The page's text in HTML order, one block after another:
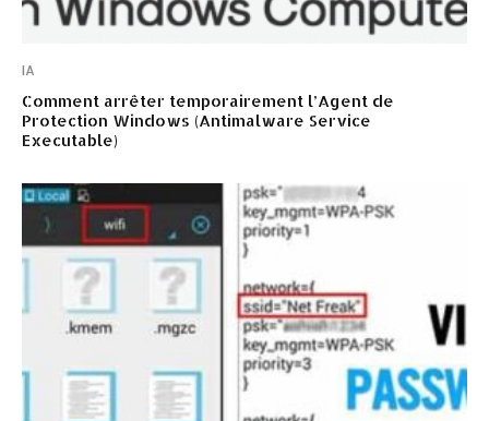
IA
Comment arrêter temporairement l’Agent de
Protection Windows (Antimalware Service
Executable)